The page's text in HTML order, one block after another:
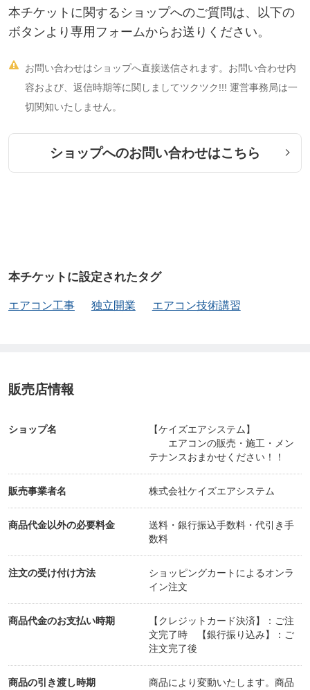
都内でも、ルームエアコン専門で施工している業者
を数社紹介可能です。
また、量販店のエアコン工事を請け負っている会社
も数社紹介可能。
独立時に、コネクションを活用し、繁忙期・閑散期
のリスクを回避することが可能です。
本チケットに関するショップへのご質問は、以下の
ボタンより専用フォームからお送りください。

お問い合わせはショップへ直接送信されます。お問い合わせ内
容および、返信時期等に関しましてツクツク!!! 運営事務局は一
切関知いたしません。
ショップへのお問い合わせはこちら
本チケットに設定されたタグ
エアコン工事 独立開業 エアコン技術講習
販売店情報
ショップ名
【ケイズエアシステム】
エアコンの販売・施工・メン
テナンスおまかせください！！
販売事業者名 株式会社ケイズエアシステム
商品代金以外の必要料金
送料・銀行振込手数料・代引き手
数料
注文の受け付け方法
ショッピングカートによるオンラ
イン注文
商品代金のお支払い時期
【クレジットカード決済】：ご注
文完了時 【銀行振り込み】：ご
注文完了後
商品の引き渡し時期
商品により変動いたします。商品